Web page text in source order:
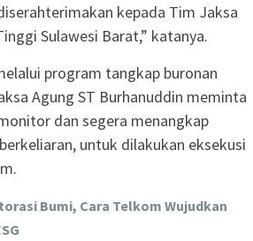
kepada Tim Jaksa
Sulawesi Barat,” katanya.
program tangkap buronan
Agung ST Burhanuddin meminta
dan segera menangkap
untuk dilakukan eksekusi
Bumi, Cara Telkom Wujudkan